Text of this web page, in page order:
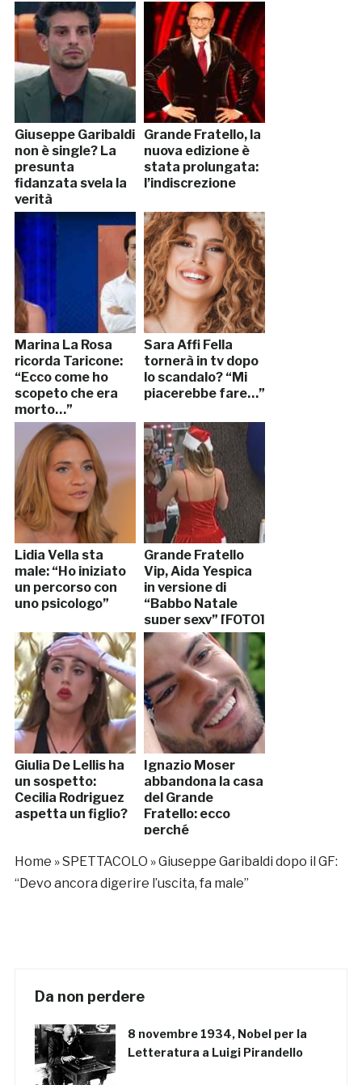
Giuseppe Garibaldi
non è single? La
presunta
fidanzata svela la
verità
Grande Fratello, la
nuova edizione è
stata prolungata:
l’indiscrezione
Marina La Rosa
ricorda Taricone:
“Ecco come ho
scopeto che era
morto…”
Sara Affi Fella
tornerà in tv dopo
lo scandalo? “Mi
piacerebbe fare…”
Lidia Vella sta
male: “Ho iniziato
un percorso con
uno psicologo”
Grande Fratello
Vip, Aida Yespica
in versione di
“Babbo Natale
super sexy” [FOTO]
Giulia De Lellis ha
un sospetto:
Cecilia Rodriguez
aspetta un figlio?
Ignazio Moser
abbandona la casa
del Grande
Fratello: ecco
perché
Home »SPETTACOLO »Giuseppe Garibaldi dopo il GF:
“Devo ancora digerire l’uscita, fa male”
Da non perdere
8 novembre 1934, Nobel per la
Letteratura a Luigi Pirandello